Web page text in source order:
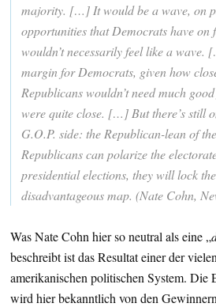
majority. […] It would be a wave, on
opportunities that Democrats have
wouldn’t necessarily feel like a
margin for Democrats, given how
Republicans wouldn’t need much
were quite close. […] But there’s still
G.O.P. side: the Republican-lean of
Republicans can polarize the
presidential elections, they will lock
disadvantageous map. (Nate Cohn,
Was Nate Cohn hier so neutral als eine „
beschreibt ist das Resultat einer der
amerikanischen politischen System. Die
wird hier bekanntlich von den